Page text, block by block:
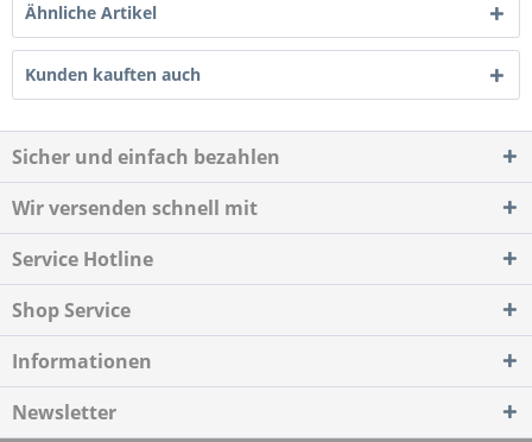
Ähnliche Artikel
Kunden kauften auch
Sicher und einfach bezahlen
Wir versenden schnell mit
Service Hotline
Shop Service
Informationen
Newsletter